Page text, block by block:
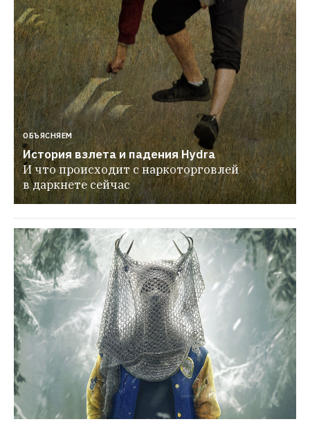
ОБЪЯСНЯЕМ
История взлета и падения Hydra
И что происходит с наркоторговлей
в даркнете сейчас